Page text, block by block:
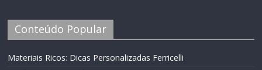
Conteúdo Popular
Materiais Ricos: Dicas Personalizadas Ferricelli